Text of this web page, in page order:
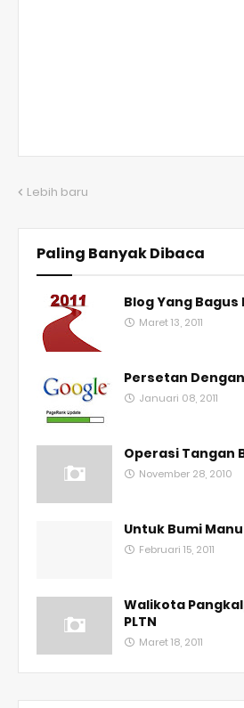
Lebih baru
Paling Banyak Dibaca
Blog Yang Bagus
Maret 13, 2011
Persetan
Januari 08, 2011
Operasi Tangan
November 28, 2010
Untuk Bumi
Februari 15, 2011
Walikota
PLTN
Maret 18, 2011